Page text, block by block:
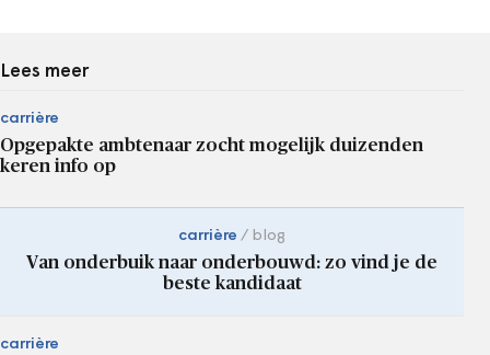
Lees meer
carrière
Opgepakte ambtenaar zocht mogelijk duizenden
keren info op
carrière blog
Van onderbuik naar onderbouwd: zo vind je de
beste kandidaat
carrière